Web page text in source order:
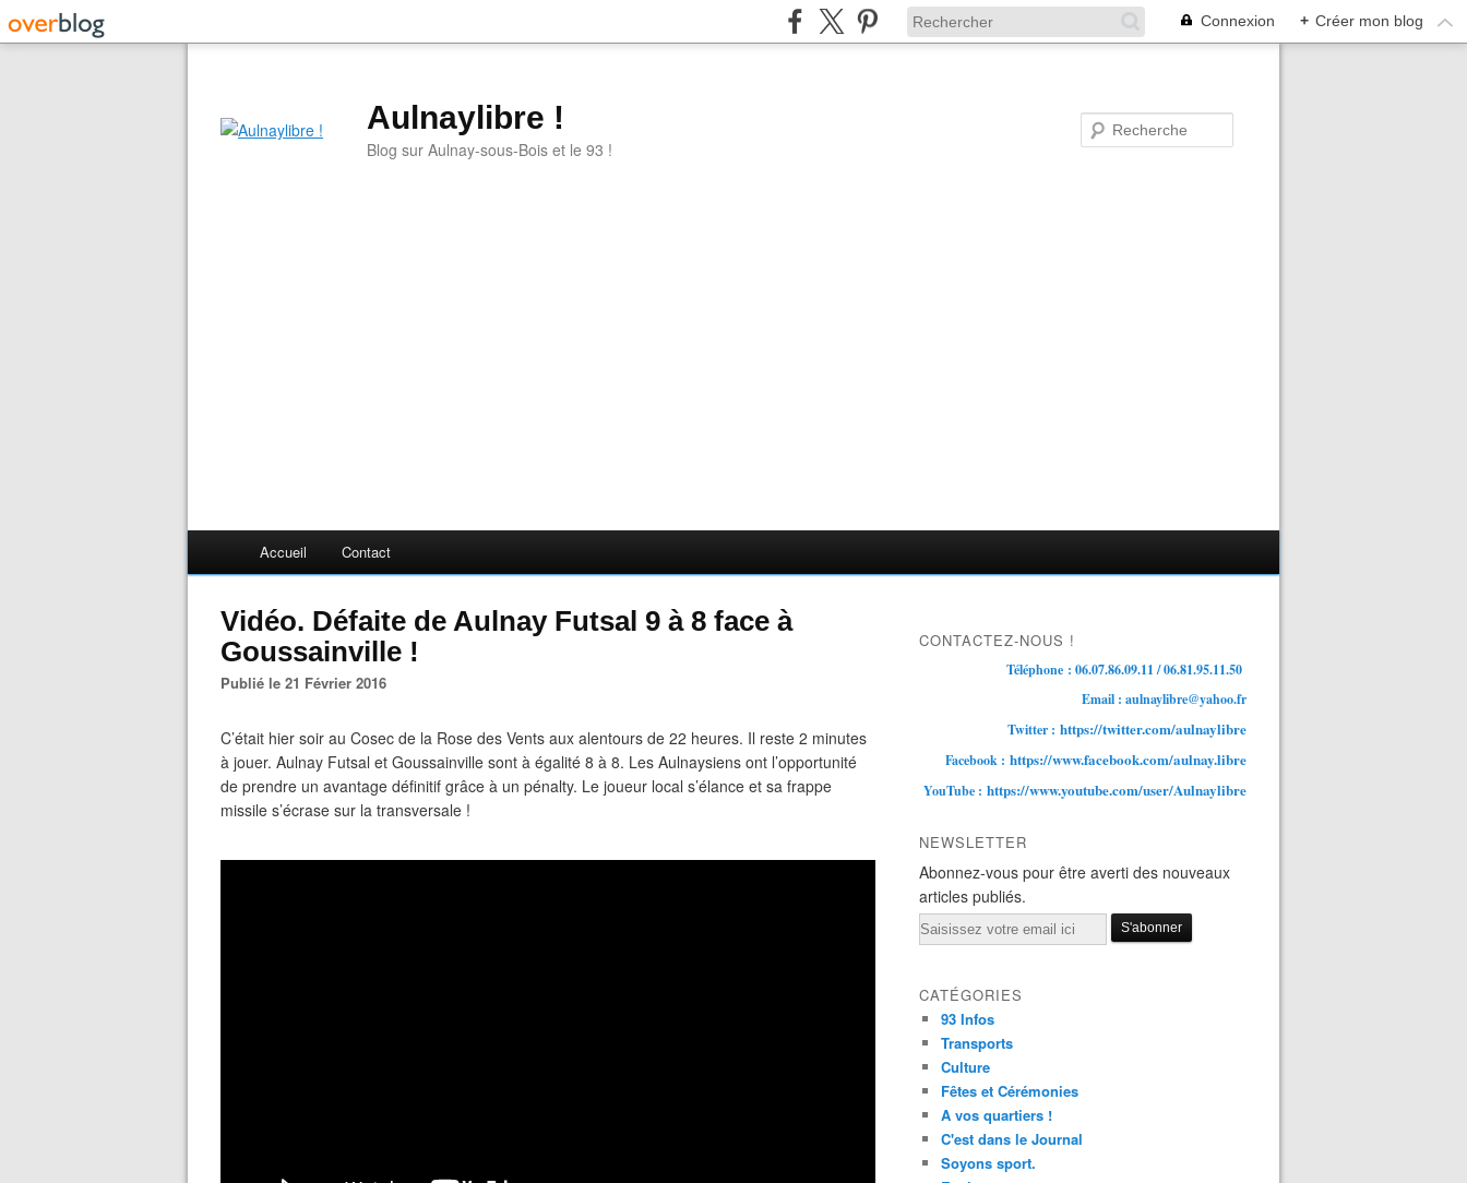
Connexion + Créer mon blog
Aulnaylibre !
Blog sur Aulnay-sous-Bois et le 93 !
Accueil Contact
Vidéo. Défaite de Aulnay Futsal 9 à 8 face à
Goussainville !
Publié le 21 Février 2016
C’était hier soir au Cosec de la Rose des Vents aux alentours de 22 heures. Il reste 2 minutes
à jouer. Aulnay Futsal et Goussainville sont à égalité 8 à 8. Les Aulnaysiens ont l’opportunité
de prendre un avantage définitif grâce à un pénalty. Le joueur local s’élance et sa frappe
missile s’écrase sur la transversale !
CONTACTEZ-NOUS !
Téléphone : 06.07.86.09.11 / 06.81.95.11.50
Email : aulnaylibre@yahoo.fr
Twitter : https://twitter.com/aulnaylibre
Facebook : https://www.facebook.com/aulnay.libre
YouTube : https://www.youtube.com/user/Aulnaylibre
NEWSLETTER
Abonnez-vous pour être averti des nouveaux
articles publiés.
Email
CATÉGORIES
93 Infos
Transports
Culture
Fêtes et Cérémonies
A vos quartiers !
C'est dans le Journal
Soyons sport.